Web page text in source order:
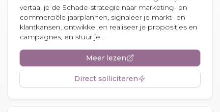
vertaal je de Schade-strategie naar marketing- en
commerciële jaarplannen, signaleer je markt- en
klantkansen, ontwikkel en realiseer je proposities en
campagnes, en stuur je...
Meer lezen
Direct solliciteren